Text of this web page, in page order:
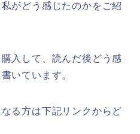
がどう感じたのかをご紹
入して、読んだ後どう感
いています。
る方は下記リンクからど